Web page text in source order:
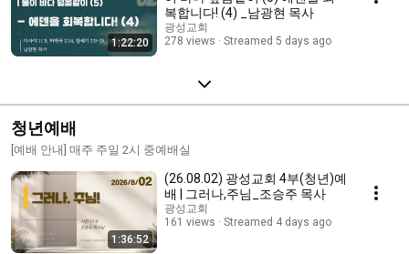
1:22:20
복합니다! (4) _남광현 목사
광성교회
278 views
Streamed 5 days ago
청년예배
[예배 안내] 매주 주일 2시 중예배실
1:36:52
(26.08.02) 광성교회 4부(청년)예
배 | 그러나,주님_조승주 목사
광성교회
161 views
Streamed 4 days ago